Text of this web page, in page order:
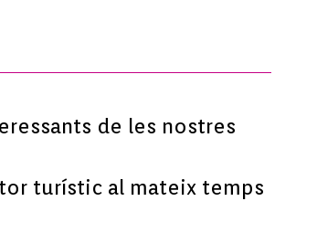
de les nostres
turístic al mateix temps